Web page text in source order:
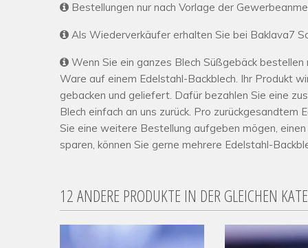
Bestellungen nur nach Vorlage der
Als Wiederverkäufer erhalten Sie bei Baklava7
Wenn Sie ein ganzes Blech Süßgebäck
Ware auf einem Edelstahl-Backblech. Ihr Produkt
gebacken und geliefert. Dafür bezahlen Sie eine
Blech einfach an uns zurück. Pro
Sie eine weitere Bestellung aufgeben mögen,
sparen, können Sie gerne mehrere Edelstahl-
12 ANDERE PRODUKTE IN DER GLEICHEN